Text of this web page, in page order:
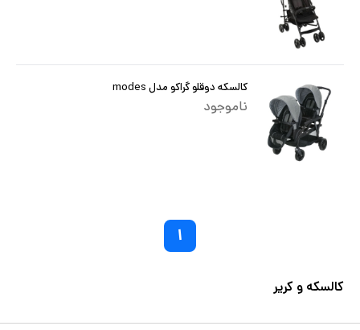
کالسکه دوقلو گراکو مدل modes
ناموجود
۱
کالسکه و کریر